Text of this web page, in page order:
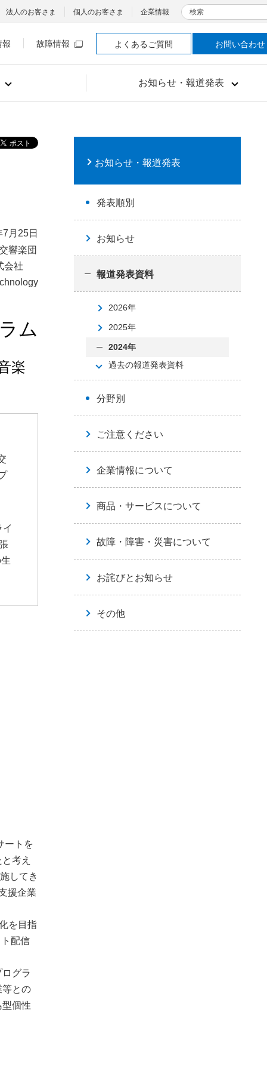
お知らせ・報道発表
法人のお客さま 個人のお客さま 企業情報 検索
報 故障情報 よくあるご質問 お問い合わせ
月25日
響楽団
会社
ム
楽
ートを
考え
してき
援企業
を目指
配信
グラ
等との
個性
お知らせ・報道発表
発表順別
お知らせ
報道発表資料
2026年
2025年
2024年
過去の報道発表資料
分野別
ご注意ください
企業情報について
商品・サービスについて
故障・障害・災害について
お詫びとお知らせ
その他